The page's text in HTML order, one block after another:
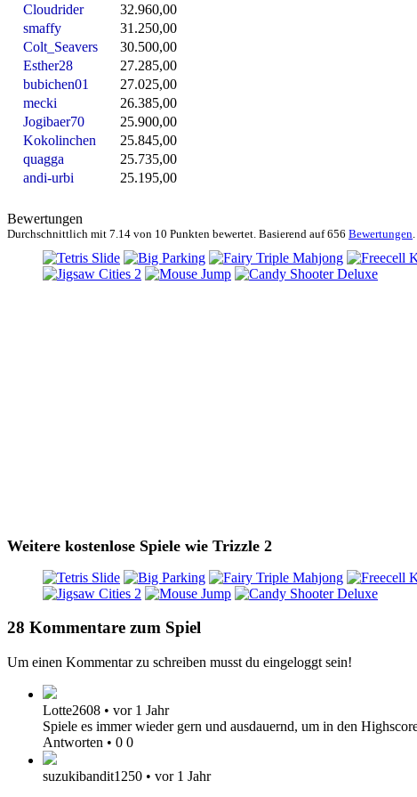
Cloudrider
32.960,00
smaffy
31.250,00
Colt_Seavers
30.500,00
Esther28
27.285,00
bubichen01
27.025,00
mecki
26.385,00
Jogibaer70
25.900,00
Kokolinchen
25.845,00
quagga
25.735,00
andi-urbi
25.195,00
Bewertungen
Durchschnittlich mit 7.14 von 10 Punkten bewertet. Basierend auf656 Bewertungen
Weitere kostenlose Spiele wie Trizzle 2
28 Kommentare zum Spiel
Um einen Kommentar zu schreiben musst du eingeloggt sein!
Lotte2608 • vor 1 Jahr
Spiele es immer wieder gern und ausdauernd, um in den
Antworten • 0 0
suzukibandit1250 • vor 1 Jahr